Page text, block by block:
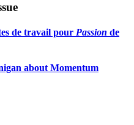
de travail pour Passion de
about Momentum